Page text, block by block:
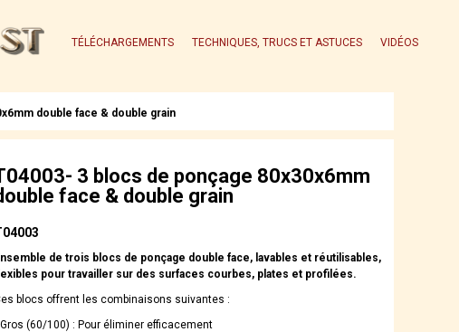
TÉLÉCHARGEMENTS TECHNIQUES, TRUCS ET ASTUCES VIDÉOS
double face & double grain
3 blocs de ponçage 80x30x6mm
face & double grain
de trois blocs de ponçage double face, lavables et réutilisables,
pour travailler sur des surfaces courbes, plates et profilées.
blocs offrent les combinaisons suivantes :
Gros (60/100) : Pour éliminer efficacement